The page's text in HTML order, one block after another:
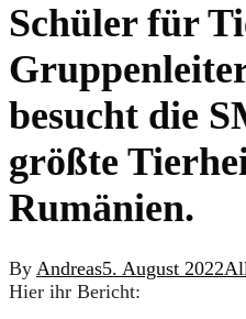
Schüler für
besucht die
größte
Rumänien.
By Andreas5. August 2022
Hier ihr Bericht: